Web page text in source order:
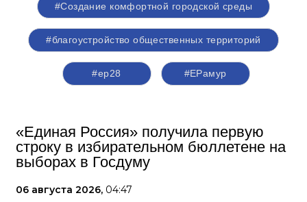
#Создание комфортной городской среды
#благоустройство общественных территорий
#ер28 #ЕРамур
«Единая Россия» получила первую
строку в избирательном бюллетене на
выборах в Госдуму
06 августа 2026, 04:47